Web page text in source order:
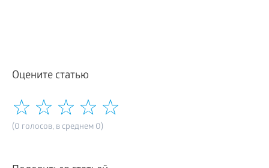
Оцените статью
(0 голосов, в среднем 0)